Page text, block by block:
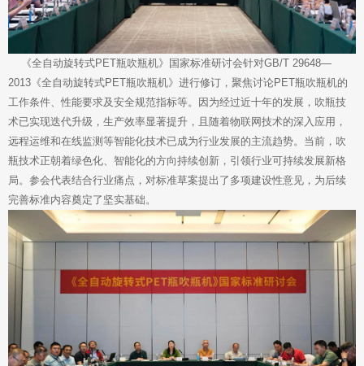
《全自动旋转式PET瓶吹瓶机》国家标准研讨会针对GB/T 29648—
2013《全自动旋转式PET瓶吹瓶机》进行修订，聚焦讨论PET瓶吹瓶机的
工作条件、性能要求及安全规范指标等。因为经过近十年的发展，吹瓶技
术已实现迭代升级，生产效率显著提升，且随着物联网技术的深入应用，
远程运维和在线监测等智能化技术已成为行业发展的主流趋势。当前，吹
瓶技术正朝着绿色化、智能化的方向持续创新，引领行业可持续发展新格
局。参会代表结合行业痛点，对标准草案提出了多项建设性意见，为后续
完善标准内容奠定了坚实基础。